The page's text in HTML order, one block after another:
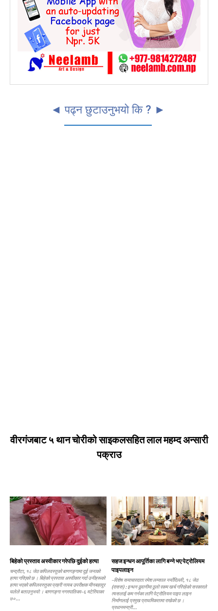
◄ पढ्न छुटाउनुभयो कि ? ►
वीरगंजबाट ५ थान चोरीको साइकलसहित लाल महम्द अन्सारी
पक्राउ
बिहेको प्रस्ताव अस्वीकार गरेपछि दुईको हत्या
चन्द्रौटा, १८ जेठ कपिलवस्तुको बाणगङ्गामा दुई जनाको
हत्या गरिएको छ । बिहेको प्रस्ताव अस्वीकार गर्दा उनीहरूको
हत्या भएको कपिलवस्तुका प्रहरी नायब उपरीक्षक मीनबहादुर
घलेले बताउनुभयो । बाणगङ्गा नगरपालिका–६ मटेरियाका
७०...
सहज इन्धन आपूर्तिका लागि बन्ने भए पेट्रोलियम
पाइपलाइन
–विशेष समाचारदाता रमेश लम्साल नयाँदिल्ली, १८ जेठ
(रासस) : इन्धन ढुवानीमा ठूलो रकम खर्च गरिरहेको सरकारले
त्यसलाई कम गर्नका लागि पेट्रोलियम पाइप लाइन
निर्माणलाई प्रमुख प्राथमिकतामा राखेको छ ।
प्रधानमन्त्री...